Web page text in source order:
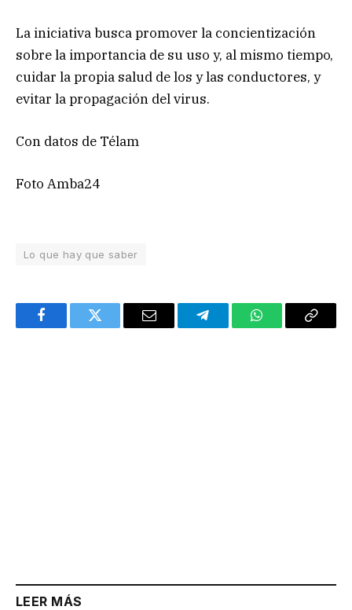
La iniciativa busca promover la concientización
sobre la importancia de su uso y, al mismo tiempo,
cuidar la propia salud de los y las conductores, y
evitar la propagación del virus.
Con datos de Télam
Foto Amba24
Lo que hay que saber
FacebookTwitter Email TelegramWhatsAppCopy
LEER MÁS